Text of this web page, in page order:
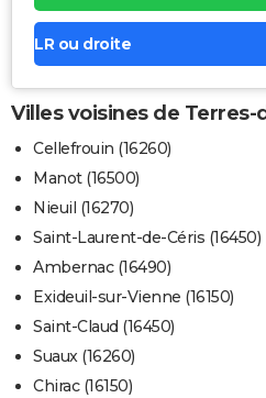
LR ou droite
Villes voisines de
Cellefrouin (16260)
Manot (16500)
Nieuil (16270)
Saint-Laurent-de-Céris (16450)
Ambernac (16490)
Exideuil-sur-Vienne (16150)
Saint-Claud (16450)
Suaux (16260)
Chirac (16150)